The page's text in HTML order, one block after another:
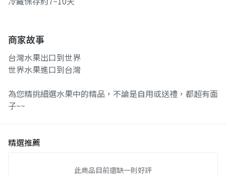
商家故事
台灣水果出口到世界
世界水果進口到台灣
為您精挑細選水果中的精品，不論是自用或送禮，都超有面
子~~
精選推薦
此商品目前還缺一則好評